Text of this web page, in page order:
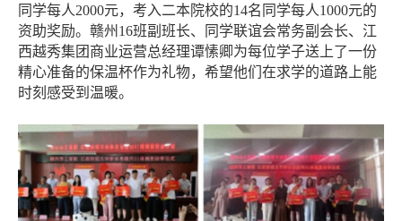
同学每人2000元，考入二本院校的14名同学每人1000元的
资助奖励。赣州16班副班长、同学联谊会常务副会长、江
西越秀集团商业运营总经理谭愫卿为每位学子送上了一份
精心准备的保温杯作为礼物，希望他们在求学的道路上能
时刻感受到温暖。